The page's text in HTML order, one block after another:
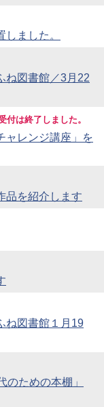
ました。
ね図書館／3月22
付は終了しました。
ャレンジ講座」を
品を紹介します
ね図書館１月19
のための本棚」